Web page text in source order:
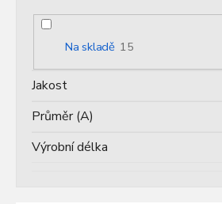
Na skladě 15
Jakost
Průměr (A)
Výrobní délka